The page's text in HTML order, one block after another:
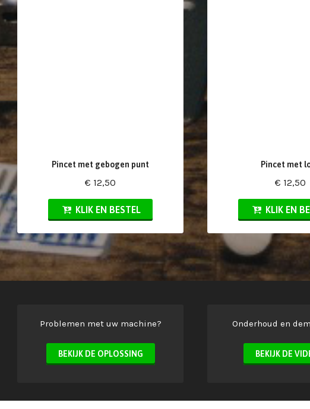
Pincet met gebogen punt
€ 12,50
KLIK EN BESTEL
Pincet met
€ 12,50
KLIK EN
Problemen met uw machine?
BEKIJK DE OPLOSSING
Onderhoud en
BEKIJK DE